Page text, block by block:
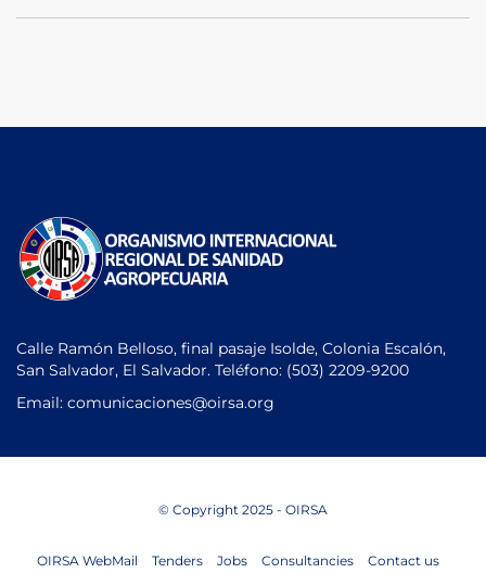
Calle Ramón Belloso, final pasaje Isolde, Colonia Escalón,
San Salvador, El Salvador. Teléfono: (503) 2209-9200
Email: comunicaciones@oirsa.org
© Copyright 2025 - OIRSA
OIRSA WebMail Tenders Jobs Consultancies
Contact us